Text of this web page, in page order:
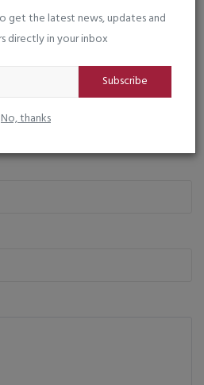
get the latest news, updates and
directly in your inbox
Subscribe
No, thanks